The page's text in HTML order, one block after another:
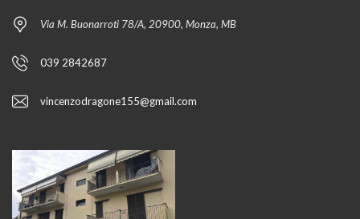
Via M. Buonarroti 78/A, 20900, Monza, MB
039 2842687
vincenzodragone155@gmail.com